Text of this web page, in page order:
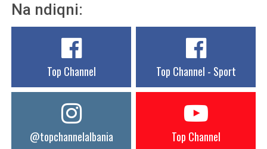
Na ndiqni:
Top Channel Top Channel - Sport
@topchannelalbania Top Channel